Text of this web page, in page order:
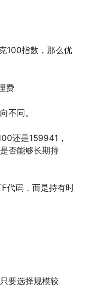
100指数，那么优
费
不同。
还是159941，
否能够长期持
代码，而是持有时
要选择规模较